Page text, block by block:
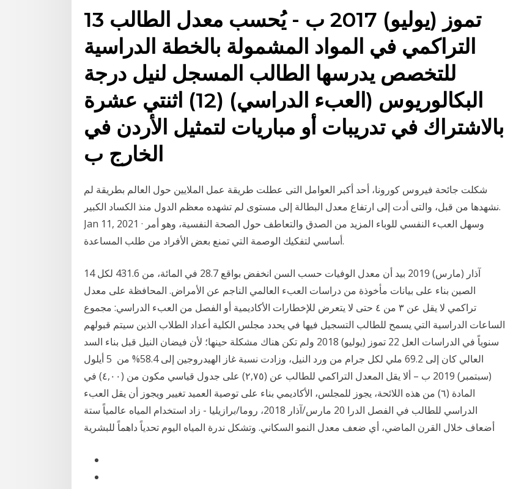
13 تموز (يوليو) 2017 ب - يُحسب معدل الطالب
التراكمي في المواد المشمولة بالخطة الدراسية
للتخصص يدرسها الطالب المسجل لنيل درجة
البكالوريوس (العبء الدراسي) (12) اثنتي عشرة
بالاشتراك في تدريبات أو مباريات لتمثيل الأردن في
الخارج ب
شكلت جائحة فيروس كورونا، أحد أكبر العوامل التى عطلت طريقة عمل الملايين حول العالم بطريقة لم
نشهدها من قبل، والتى أدت إلى ارتفاع معدل البطالة إلى مستوى لم تشهده معظم الدول منذ الكساد الكبير.
Jan 11, 2021 · وسهل العبء النفسي للوباء المزيد من الصدق والتعاطف حول الصحة النفسية، وهو أمر
أساسي لتفكيك الوصمة التي تمنع بعض الأفراد من طلب المساعدة.
14 آذار (مارس) 2019 بيد أن معدل الوفيات حسب السن انخفض بواقع 28.7 في المائة، من 431.6 لكل
الصين بناء على بيانات مأخوذة من دراسات العبء العالمي الناجم عن الأمراض. المحافظة على معدل
تراكمي لا يقل عن ٣ من ٤ حتى لا يتعرض للإخطارات الأكاديمية أو الفصل من العبء الدراسي: مجموع
الساعات الدراسية التي يسمح للطالب التسجيل فيها في يحدد مجلس الكلية أعداد الطلاب الذين سيتم قبولهم
سنوياً في الدراسات العل 22 تموز (يوليو) 2018 ولم تكن هناك مشكلة حينها؛ لأن فيضان النيل قبل بناء السد
العالي كان إلى 69.2 ملي لكل جرام من ورد النيل، وزادت نسبة غاز الهيدروجين إلى 58.4% من 5 أيلول
(سبتمبر) 2019 ب – ألا يقل المعدل التراكمي للطالب عن (٢,٧٥) على جدول قياسي مكون من (٤,٠٠) في
المادة (٦) من هذه اللائحة، يجوز للمجلس، الأكاديمي بناء على توصية العميد تغيير ويجوز أن يقل العبء
الدراسي للطالب في الفصل الدرا 20 مارس/آذار 2018، روما/برازيليا - زاد استخدام المياه عالمياً ستة